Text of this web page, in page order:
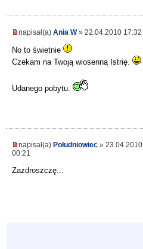
napisał(a) Ania W» 22.04.2010 17:32
No to świetnie
Czekam na Twoją wiosenną Istrię.
Udanego pobytu.
napisał(a) Południowiec » 23.04.2010
00:21
Zazdroszczę...